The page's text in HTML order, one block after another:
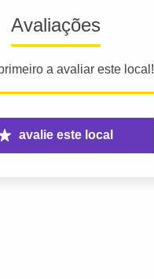
Avaliações
a avaliar este local!
avalie este local